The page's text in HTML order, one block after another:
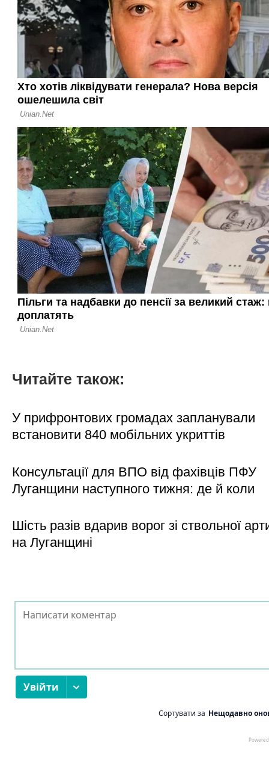
Читайте також:
У прифронтових громадах запланували
встановити 840 мобільних укриттів
Консультації для ВПО від фахівців ПФУ
Луганщини наступного тижня: де й коли
Шість разів вдарив ворог зі ствольної
на Луганщині